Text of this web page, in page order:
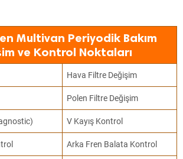
Multivan Periyodik Bakım
ve Kontrol Noktaları
Hava Filtre Değişim
Polen Filtre Değişim
V Kayış Kontrol
Arka Fren Balata Kontrol